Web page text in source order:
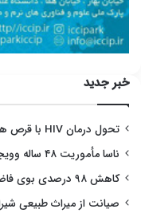
خبر جدید
تحول درمان HIV با قرص هفتگی
ناسا مأموریت ۴۸ ساله وویجر ۲ را یک سال دیگر تمدید کرد
کاهش ۹۸ درصدی بوی فاضلاب با نانوفیلتر ایرانی
صیانت از میراث طبیعی